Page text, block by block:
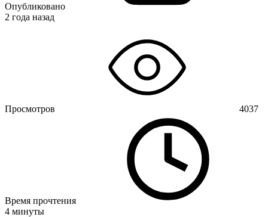
Опубликовано
2 года назад
Просмотров 4037
Время прочтения
4 минуты